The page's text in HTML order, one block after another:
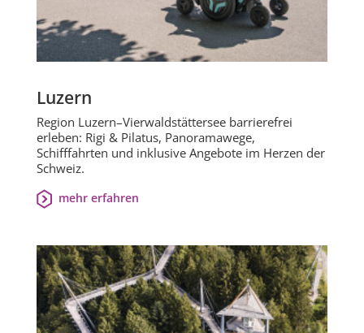
Luzern
Region Luzern–Vierwaldstättersee barrierefrei
erleben: Rigi & Pilatus, Panoramawege,
Schifffahrten und inklusive Angebote im Herzen der
Schweiz.
mehr erfahren